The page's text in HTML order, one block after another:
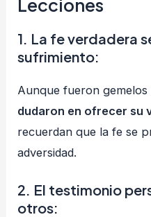
Lecciones
1. La fe verdadera
sufrimiento:
Aunque fueron
dudaron en ofrecer su
recuerdan que la fe se
adversidad.
2. El testimonio
otros: